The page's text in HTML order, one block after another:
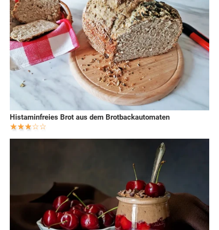
Histaminfreies Brot aus dem Brotbackautomaten